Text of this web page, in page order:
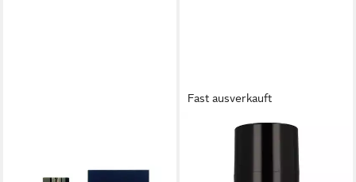
Fast ausverkauft
BALDESSARINI
Körperspray Baldessarini
(200,00 €/ 1 l)